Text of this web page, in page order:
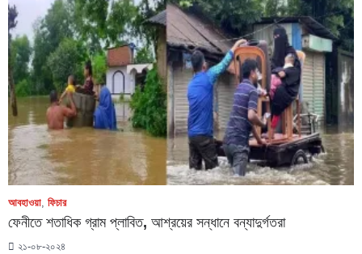
আবহাওয়া, ফিচার
ফেনীতে শতাধিক গ্রাম প্লাবিত, আশ্রয়ের সন্ধানে বন্যাদুর্গতরা
২১-০৮-২০২৪